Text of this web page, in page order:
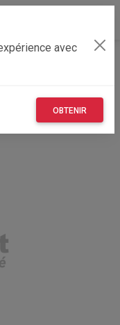
avec
OBTENIR
et services